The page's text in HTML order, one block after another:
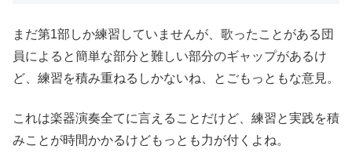
まだ第1部しか練習していませんが、歌ったことがある団
員によると簡単な部分と難しい部分のギャップがあるけ
ど、練習を積み重ねるしかないね、とごもっともな意見。
これは楽器演奏全てに言えることだけど、練習と実践を積
みことが時間かかるけどもっとも力が付くよね。